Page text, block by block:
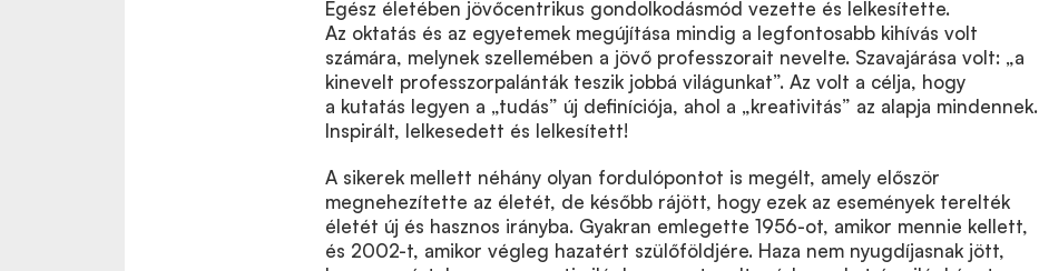
Egész életében jövőcentrikus gondolkodásmód vezette és lelkesítette.
Az oktatás és az egyetemek megújítása mindig a legfontosabb kihívás volt
számára, melynek szellemében a jövő professzorait nevelte. Szavajárása volt: „a
kinevelt professzorpalánták teszik jobbá világunkat”. Az volt a célja, hogy
a kutatás legyen a „tudás” új definíciója, ahol a „kreativitás” az alapja mindennek.
Inspirált, lelkesedett és lelkesített!
A sikerek mellett néhány olyan fordulópontot is megélt, amely először
megnehezítette az életét, de később rájött, hogy ezek az események terelték
életét új és hasznos irányba. Gyakran emlegette 1956-ot, amikor mennie kellett,
és 2002-t, amikor végleg hazatért szülőföldjére. Haza nem nyugdíjasnak jött,